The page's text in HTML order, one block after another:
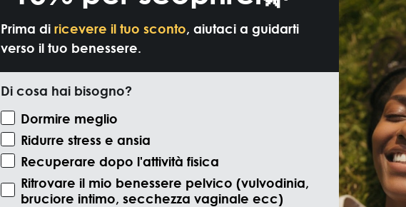
Prima di ricevere il tuo sconto, aiutaci a guidarti
verso il tuo benessere.
Di cosa hai bisogno?
Motivazione Visita
Dormire meglio
Ridurre stress e ansia
Recuperare dopo l'attività fisica
Ritrovare il mio benessere pelvico (vulvodinia,
bruciore intimo, secchezza vaginale ecc)